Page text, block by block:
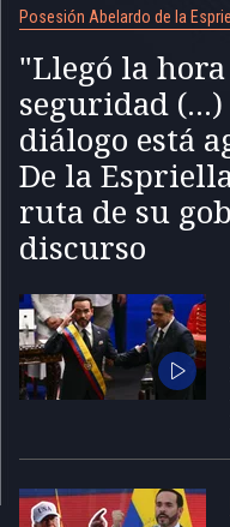
Posesión Abelardo de la
"Llegó la
seguridad
diálogo está
De la
ruta de su
discurso